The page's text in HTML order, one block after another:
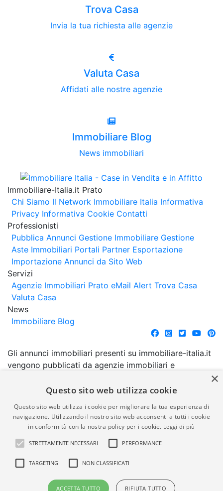
Trova Casa
Invia la tua richiesta alle agenzie
Valuta Casa
Affidati alle nostre agenzie
Immobiliare Blog
News immobiliari
Immobiliare-Italia.it Prato
Chi Siamo Il Network Immobiliare Italia Informativa
Privacy Informativa Cookie Contatti
Professionisti
Pubblica Annunci Gestione Immobiliare Gestione
Aste Immobiliari Portali Partner Esportazione
Importazione Annunci da Sito Web
Servizi
Agenzie Immobiliari Prato eMail Alert Trova Casa
Valuta Casa
News
Immobiliare Blog
Gli annunci immobiliari presenti su immobiliare-italia.it
vengono pubblicati da agenzie immobiliari e
comporta l'approvazione o l'avallo da parte di
garanzia da parte di quest'ultima. immobiliare-italia.it
quindi non è responsabile della veridicità, della
correttezza, della completezza, della normativa in
materia di privacy e/o di alcun altro aspetto dei
suddetti annunci.
© Copyright 2007 - 2026
Powered by
×
Questo sito web utilizza cookie
Questo sito web utilizza i cookie per migliorare la tua esperienza di
navigazione. Utilizzando il nostro sito web acconsenti a tutti i cookie
in conformità con la nostra policy per i cookie. Leggi di più
STRETTAMENTE NECESSARI PERFORMANCE
TARGETING NON CLASSIFICATI
ACCETTA TUTTO RIFIUTA TUTTO